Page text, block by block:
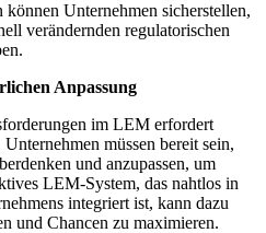
Unternehmen sicherstellen,
verändernden regulatorischen
Anpassung
im LEM erfordert
müssen bereit sein,
und anzupassen, um
LEM-System, das nahtlos in
integriert ist, kann dazu
und Chancen zu maximieren.